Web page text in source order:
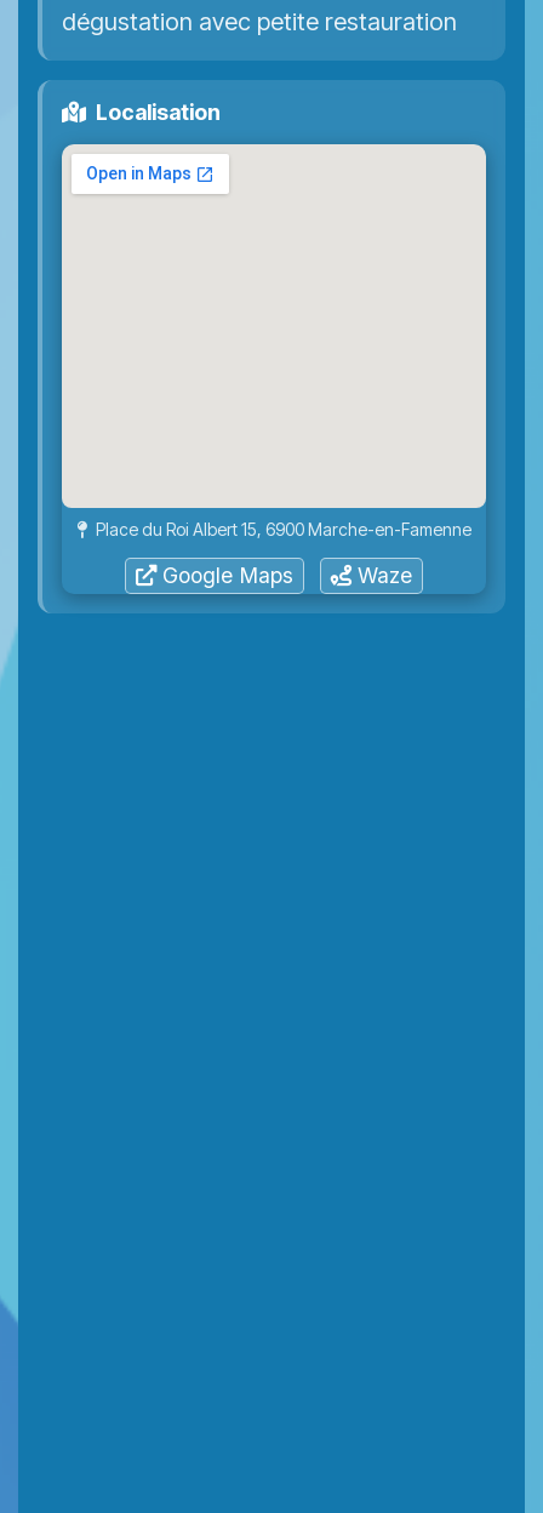
dégustation avec petite restauration
Localisation
Place du Roi Albert 15, 6900 Marche-en-Famenne
Google Maps Waze